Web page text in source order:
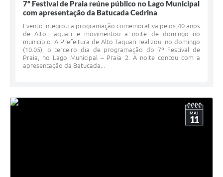
7º Festival de Praia reúne público no Lago Municipal
com apresentação da Batucada Cedrina
Evento integrou a programação comemorativa pelos 40 anos
de Alto Taquari e movimentou a noite de domingo no
município. A Prefeitura de Alto Taquari realizou, no domingo
(10.05), o terceiro dia de programação do 7º Festival de
Praia, no Lago Municipal – Praia 2. A noite contou com a
apresentação da Batucada...
MAI
11